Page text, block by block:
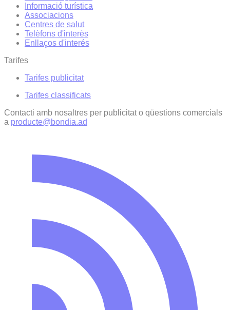
Informació turística
Associacions
Centres de salut
Telèfons d'interès
Enllaços d'interés
Tarifes
Tarifes publicitat
Tarifes classificats
Contacti amb nosaltres per publicitat o qüestions comercials
a producte@bondia.ad